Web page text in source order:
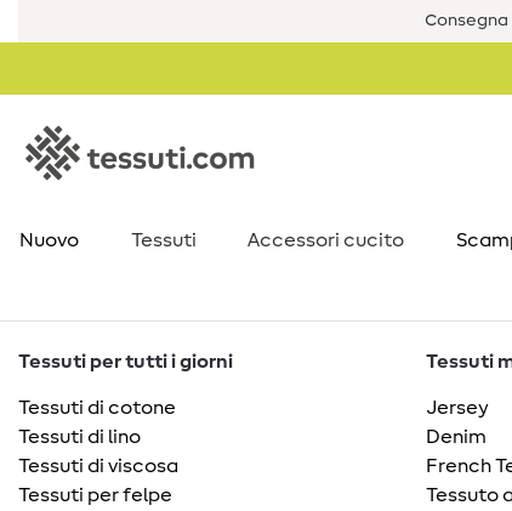
Nuovo Tessuti Accessori cucito
Tessuti per tutti i giorni
Tessuti di cotone
Tessuti di lino
Tessuti di viscosa
Tessuti per felpe
Tessuti
Jersey
Denim
French
Tessuto